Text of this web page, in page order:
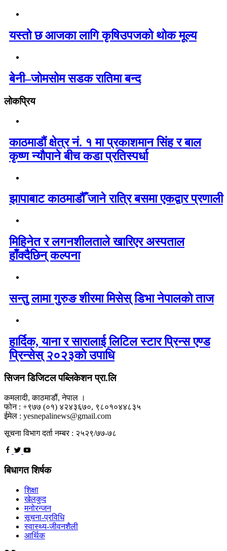
यस्तो छ आजका लागि कृषिउपजको थोक मूल्य
बेनी–जोमसोम सडक रातिमा बन्द
लोकप्रिय
काठमाडौं क्षेत्र नं. १ मा प्रकाशमान सिंह र बाल
कृष्ण न्यौपाने बीच कडा प्रतिस्पर्धा
झापाबाट काठमाडौँ जाने रात्रि बसमा एकद्वार प्रणाली
मिहिनेत र लगनशीलताले खारिएर अस्पताल
हाँक्दैछिन् कल्पना
सन्तु लामा गुरुङ शीरमा मिसेस् डिभा नेपालको ताज
हार्दिक, याना र सारालाई लिटिल स्टार प्रिन्स एण्ड
प्रिन्सेस् २०२३को उपाधि
सिजन डिजिटल पब्लिकेशन प्रा.लि
कमलादी, काठमाडौं, नेपाल ।
फोन : +९७७ (०१) ४२४३६७०, ९८०१०४४८३५
ईमेल : yesnepalinews@gmail.com
सूचना विभाग दर्ता नम्बर : २५२९/७७-७८
बिधागत शिर्षक
शिक्षा
खेलकुद
मनोरन्जन
सूचना-प्रविधि
स्वास्थ्य-जीवनशैली
आर्थिक